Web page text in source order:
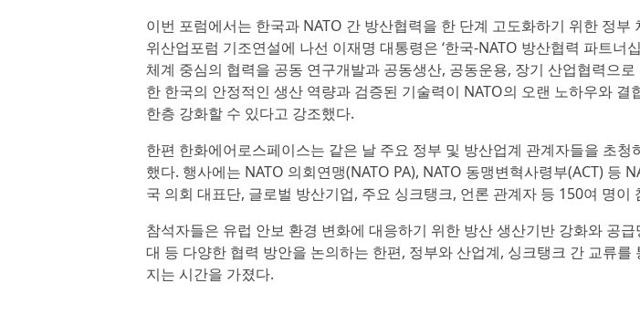
이번 포럼에서는 한국과 NATO 간 방산협력을 한 단계 고도화하기 위한 정부
위산업포럼 기조연설에 나선 이재명 대통령은 ‘한국-NATO 방산협력 파트너
체계 중심의 협력을 공동 연구개발과 공동생산, 공동운용, 장기 산업협력으
한 한국의 안정적인 생산 역량과 검증된 기술력이 NATO의 오랜 노하우와 결
한층 강화할 수 있다고 강조했다.
한편 한화에어로스페이스는 같은 날 주요 정부 및 방산업계 관계자들을 초청
했다. 행사에는 NATO 의회연맹(NATO PA), NATO 동맹변혁사령부(ACT) 등
국 의회 대표단, 글로벌 방산기업, 주요 싱크탱크, 언론 관계자 등 150여 명이
참석자들은 유럽 안보 환경 변화에 대응하기 위한 방산 생산기반 강화와 공
대 등 다양한 협력 방안을 논의하는 한편, 정부와 산업계, 싱크탱크 간 교류를
지는 시간을 가졌다.